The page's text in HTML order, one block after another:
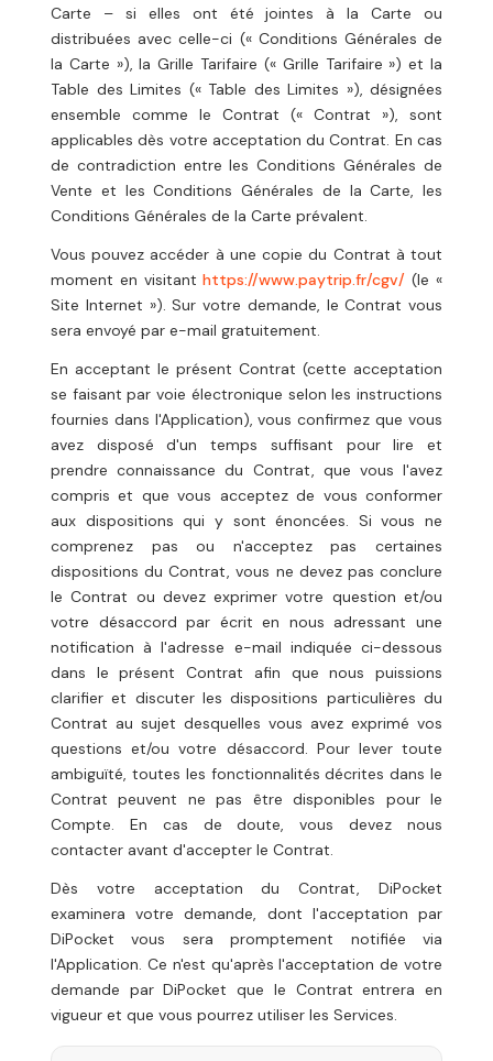
Carte – si elles ont été jointes à la Carte ou
distribuées avec celle-ci (« Conditions Générales de
la Carte »), la Grille Tarifaire (« Grille Tarifaire ») et la
Table des Limites (« Table des Limites »), désignées
ensemble comme le Contrat (« Contrat »), sont
applicables dès votre acceptation du Contrat. En cas
de contradiction entre les Conditions Générales de
Vente et les Conditions Générales de la Carte, les
Conditions Générales de la Carte prévalent.
Vous pouvez accéder à une copie du Contrat à tout
moment en visitanthttps://www.paytrip.fr/cgv/ (le «
Site Internet »). Sur votre demande, le Contrat vous
sera envoyé par e-mail gratuitement.
En acceptant le présent Contrat (cette acceptation
se faisant par voie électronique selon les instructions
fournies dans l'Application), vous confirmez que vous
avez disposé d'un temps suffisant pour lire et
prendre connaissance du Contrat, que vous l'avez
compris et que vous acceptez de vous conformer
aux dispositions qui y sont énoncées. Si vous ne
comprenez pas ou n'acceptez pas certaines
dispositions du Contrat, vous ne devez pas conclure
le Contrat ou devez exprimer votre question et/ou
votre désaccord par écrit en nous adressant une
notification à l'adresse e-mail indiquée ci-dessous
dans le présent Contrat afin que nous puissions
clarifier et discuter les dispositions particulières du
Contrat au sujet desquelles vous avez exprimé vos
questions et/ou votre désaccord. Pour lever toute
ambiguïté, toutes les fonctionnalités décrites dans le
Contrat peuvent ne pas être disponibles pour le
Compte. En cas de doute, vous devez nous
contacter avant d'accepter le Contrat.
Dès votre acceptation du Contrat, DiPocket
examinera votre demande, dont l'acceptation par
DiPocket vous sera promptement notifiée via
l'Application. Ce n'est qu'après l'acceptation de votre
demande par DiPocket que le Contrat entrera en
vigueur et que vous pourrez utiliser les Services.